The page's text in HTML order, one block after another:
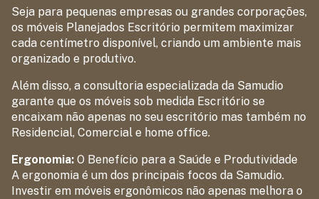
Seja para pequenas empresas ou grandes corporações,
os móveis Planejados Escritório permitem maximizar
cada centímetro disponível, criando um ambiente mais
organizado e produtivo.
Além disso, a consultoria especializada da Samudio
garante que os móveis sob medida Escritório se
encaixam não apenas no seu escritório mas também no
Residencial, Comercial e home office.
Ergonomia: O Benefício para a Saúde e Produtividade
A ergonomia é um dos principais focos da Samudio.
Investir em móveis ergonômicos não apenas melhora o